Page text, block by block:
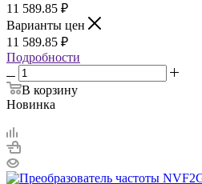
11 589.85 ₽
Варианты цен
11 589.85 ₽
Подробности
В корзину
Новинка